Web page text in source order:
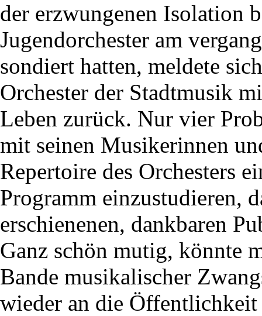
der erzwungenen Isolation
Jugendorchester am
sondiert hatten, meldete
Orchester der Stadtmusik
Leben zurück. Nur vier
mit seinen Musikerinnen
Repertoire des Orchesters
Programm einzustudieren,
erschienenen, dankbaren
Ganz schön mutig, könnte
Bande musikalischer
wieder an die